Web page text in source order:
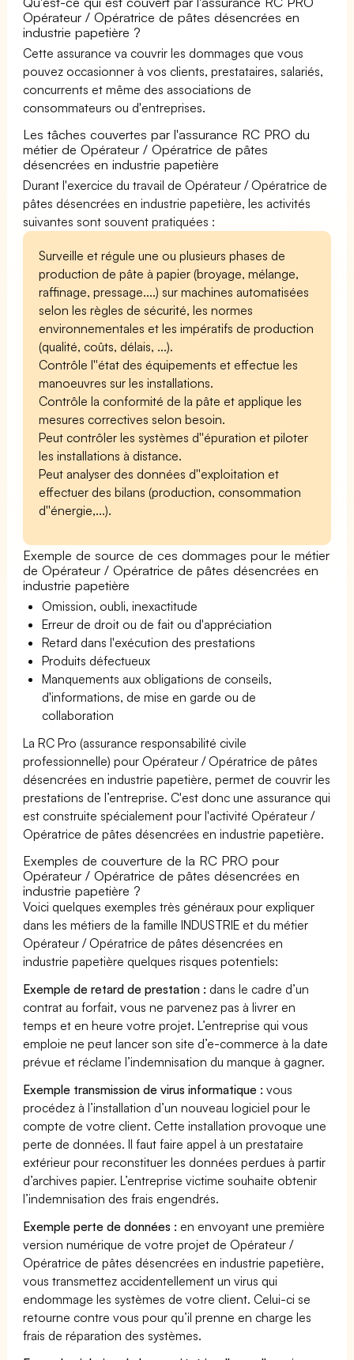
Opérateur / Opératrice de pâtes désencrées en
industrie papetière ?
Cette assurance va couvrir les dommages que vous
pouvez occasionner à vos clients, prestataires, salariés,
concurrents et même des associations de
consommateurs ou d'entreprises.
Les tâches couvertes par l'assurance RC PRO du
métier de Opérateur / Opératrice de pâtes
désencrées en industrie papetière
Durant l'exercice du travail de Opérateur / Opératrice de
pâtes désencrées en industrie papetière, les activités
suivantes sont souvent pratiquées :
Surveille et régule une ou plusieurs phases de
production de pâte à papier (broyage, mélange,
raffinage, pressage....) sur machines automatisées
selon les règles de sécurité, les normes
environnementales et les impératifs de production
(qualité, coûts, délais, ...).
Contrôle l''état des équipements et effectue les
manoeuvres sur les installations.
Contrôle la conformité de la pâte et applique les
mesures correctives selon besoin.
Peut contrôler les systèmes d''épuration et piloter
les installations à distance.
Peut analyser des données d''exploitation et
effectuer des bilans (production, consommation
d''énergie,...).
Exemple de source de ces dommages pour le métier
de Opérateur / Opératrice de pâtes désencrées en
industrie papetière
Omission, oubli, inexactitude
Erreur de droit ou de fait ou d'appréciation
Retard dans l'exécution des prestations
Produits défectueux
Manquements aux obligations de conseils,
d'informations, de mise en garde ou de
collaboration
La RC Pro (assurance responsabilité civile
professionnelle) pour Opérateur / Opératrice de pâtes
désencrées en industrie papetière, permet de couvrir les
prestations de l’entreprise. C'est donc une assurance qui
est construite spécialement pour l'activité Opérateur /
Opératrice de pâtes désencrées en industrie papetière.
Exemples de couverture de la RC PRO pour
Opérateur / Opératrice de pâtes désencrées en
industrie papetière ?
Voici quelques exemples très généraux pour expliquer
dans les métiers de la famille INDUSTRIE et du métier
Opérateur / Opératrice de pâtes désencrées en
industrie papetière quelques risques potentiels:
Exemple de retard de prestation : dans le cadre d’un
contrat au forfait, vous ne parvenez pas à livrer en
temps et en heure votre projet. L’entreprise qui vous
emploie ne peut lancer son site d’e-commerce à la date
prévue et réclame l’indemnisation du manque à gagner.
Exemple transmission de virus informatique : vous
procédez à l’installation d’un nouveau logiciel pour le
compte de votre client. Cette installation provoque une
perte de données. Il faut faire appel à un prestataire
extérieur pour reconstituer les données perdues à partir
d’archives papier. L’entreprise victime souhaite obtenir
l’indemnisation des frais engendrés.
Exemple perte de données : en envoyant une première
version numérique de votre projet de Opérateur /
Opératrice de pâtes désencrées en industrie papetière,
vous transmettez accidentellement un virus qui
endommage les systèmes de votre client. Celui-ci se
retourne contre vous pour qu’il prenne en charge les
frais de réparation des systèmes.